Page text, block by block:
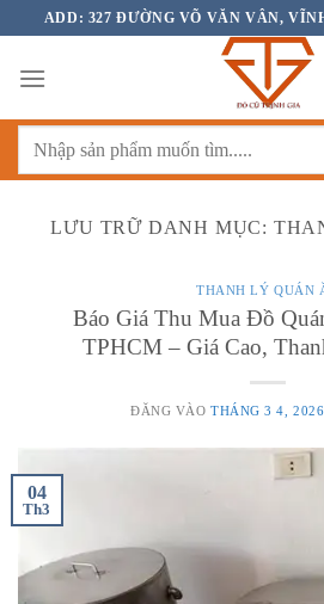
nội
ADD: 327 ĐƯỜNG VÕ VĂN VÂN,
LƯU TRỮ DANH MỤC:
THANH LÝ QUÁN
Báo Giá Thu Mua Đồ
TPHCM – Giá Cao,
ĐĂNG VÀO THÁNG 3 4, 2026
04
Th3